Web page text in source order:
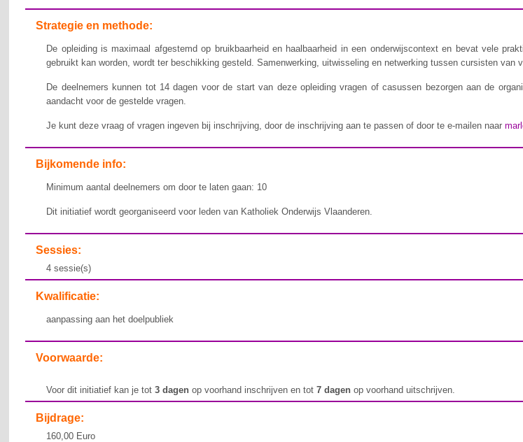
Strategie en methode:
De opleiding is maximaal afgestemd op bruikbaarheid en haalbaarheid in een onderwijscontext en bevat vele
gebruikt kan worden, wordt ter beschikking gesteld. Samenwerking, uitwisseling en netwerking tussen cursisten van
De deelnemers kunnen tot 14 dagen voor de start van deze opleiding vragen of casussen bezorgen aan de
aandacht voor de gestelde vragen.
Je kunt deze vraag of vragen ingeven bij inschrijving, door de inschrijving aan te passen of door te e-mailen naar
Bijkomende info:
Minimum aantal deelnemers om door te laten gaan: 10
Dit initiatief wordt georganiseerd voor leden van Katholiek Onderwijs Vlaanderen.
Sessies:
4 sessie(s)
Kwalificatie:
aanpassing aan het doelpubliek
Voorwaarde:
Voor dit initiatief kan je tot3 dagen op voorhand inschrijven en tot7 dagenop voorhand uitschrijven.
Bijdrage:
160,00 Euro